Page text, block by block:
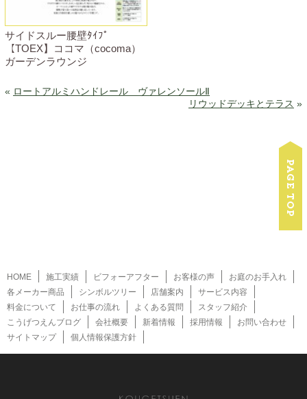
サイドスルー腰壁ﾀｲﾌﾟ
【TOEX】ココマ（cocoma）
ガーデンラウンジ
« ロートアルミハンドレール ヴァレンソールⅡ
リウッドデッキとテラス »
HOME 施工実績 ビフォーアフター お客様の声
お庭のお手入れ
各メーカー商品
シンボルツリー 店舗案内
サービス内容
料金について
お仕事の流れ よくある質問
スタッフ紹介
こうげつえんブログ
会社概要 新着情報 採用情報
お問い合わせ
サイトマップ
個人情報保護方針